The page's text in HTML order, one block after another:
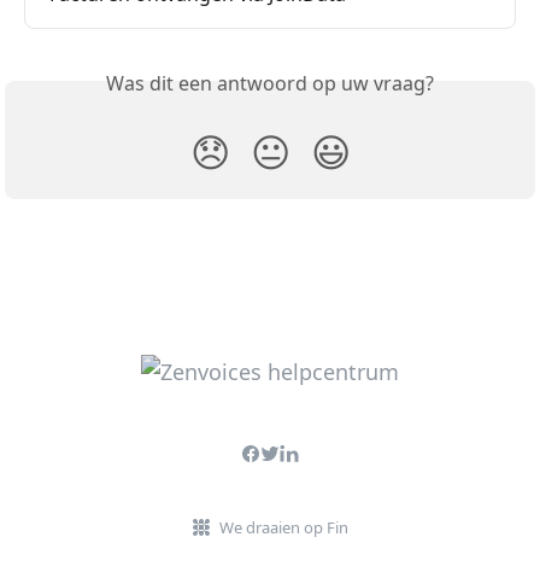
Was dit een antwoord op uw vraag?
😞 😐 😃
We draaien op Fin